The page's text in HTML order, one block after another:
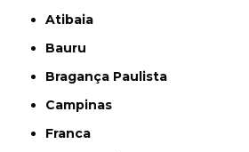
Atibaia
Bauru
Bragança Paulista
Campinas
Franca